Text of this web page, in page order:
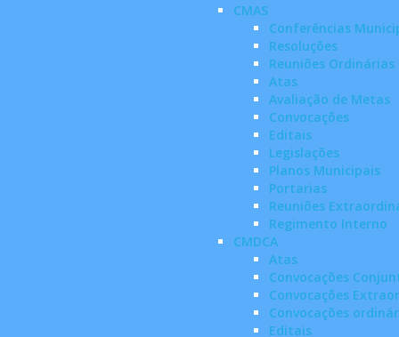
CMAS
Conferências
Resoluções
Reuniões Ordinárias
Atas
Avaliação de Metas
Convocações
Editais
Legislações
Planos Municipais
Portarias
Reuniões
Regimento Interno
CMDCA
Atas
Convocações
Convocações
Convocações
Editais